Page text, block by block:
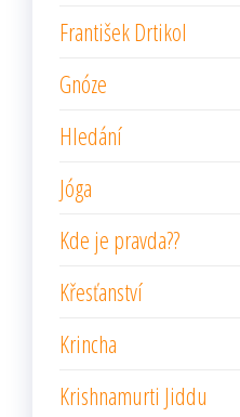
František Drtikol
Gnóze
Hledání
Jóga
Kde je pravda??
Křesťanství
Krincha
Krishnamurti Jiddu